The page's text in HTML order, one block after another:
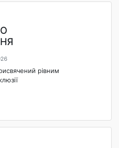
рівним